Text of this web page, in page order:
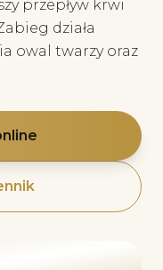
przepływ krwi
działa
owal twarzy oraz